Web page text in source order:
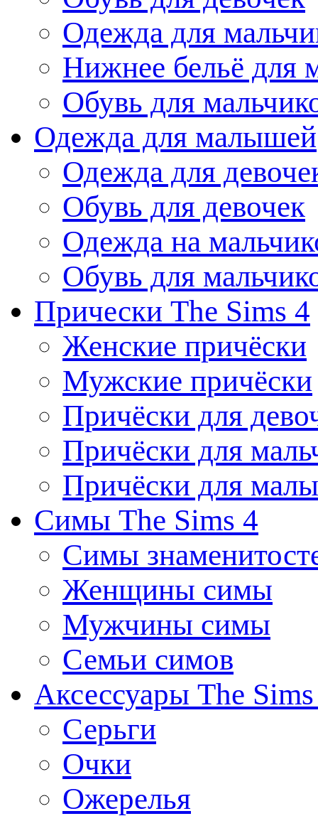
Одежда для
Нижнее бельё для
Обувь для
Одежда для малышей
Одежда для
Обувь для девочек
Одежда на
Обувь для
Прически The Sims 4
Женские причёски
Мужские причёски
Причёски для
Причёски для
Причёски для
Симы The Sims 4
Симы
Женщины симы
Мужчины симы
Семьи симов
Аксессуары The
Серьги
Очки
Ожерелья